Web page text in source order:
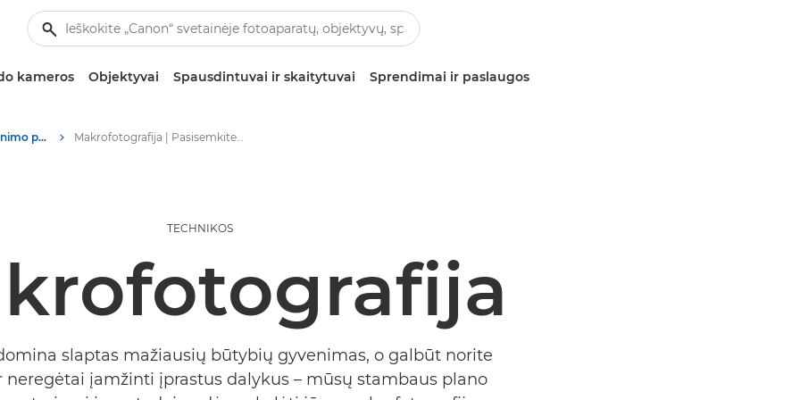
kameros Objektyvai Spausdintuvai ir skaitytuvai Sprendimai ir paslaugos
Fotografijos ir spausdinimo patarimai ir metodai Makrofotografija | Pasisemkite įkvėpimo
TECHNIKOS
slaptas mažiausių būtybių gyvenimas, o galbūt norite
neregėtai įamžinti įprastus dalykus – mūsų stambaus plano